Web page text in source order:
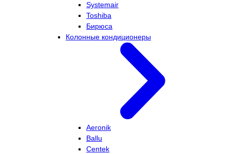
Systemair
Toshiba
Бирюса
Колонные кондиционеры
Aeronik
Ballu
Centek